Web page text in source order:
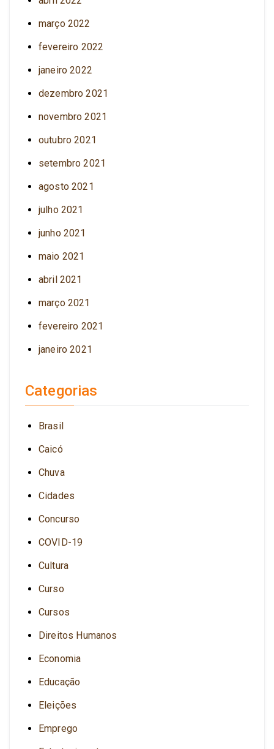
março 2022
fevereiro 2022
janeiro 2022
dezembro 2021
novembro 2021
outubro 2021
setembro 2021
agosto 2021
julho 2021
junho 2021
maio 2021
abril 2021
março 2021
fevereiro 2021
janeiro 2021
Categorias
Brasil
Caicó
Chuva
Cidades
Concurso
COVID-19
Cultura
Curso
Cursos
Direitos Humanos
Economia
Educação
Eleições
Emprego